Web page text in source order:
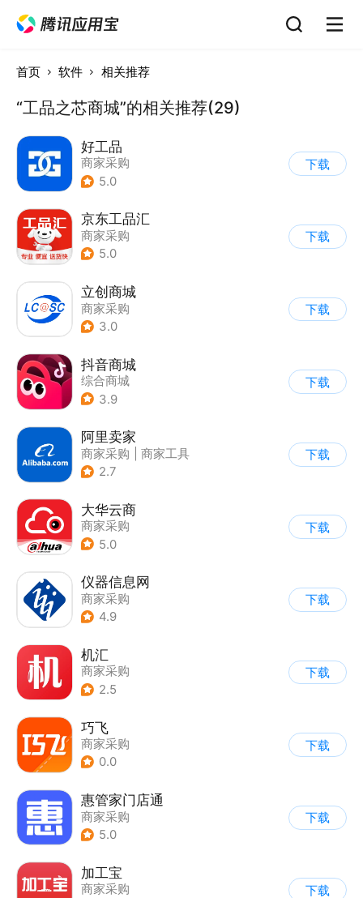
首页 软件 相关推荐
“工品之芯商城”的相关推荐(29)
好工品
商家采购
5.0
下载
京东工品汇
商家采购
5.0
下载
立创商城
商家采购
3.0
下载
抖音商城
综合商城
3.9
下载
阿里卖家
商家采购
商家工具
2.7
下载
大华云商
商家采购
5.0
下载
仪器信息网
商家采购
4.9
下载
机汇
商家采购
2.5
下载
巧飞
商家采购
0.0
下载
惠管家门店通
商家采购
5.0
下载
加工宝
商家采购
下载